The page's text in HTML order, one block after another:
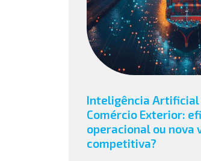
Inteligência Artificial
Comércio Exterior:
operacional ou nova
competitiva?